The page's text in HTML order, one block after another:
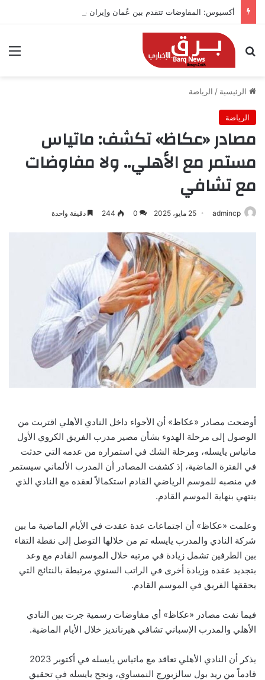
أكسيوس: المفاوضات تتقدم بين عُمان وإيران بشأن هرمز
بحث عن
الرئيسية / الرياضة
الرياضة
مصادر «عكاظ» تكشف: ماتياس
مستمر مع الأهلي.. ولا مفاوضات
مع تشافي
admincp 25 مايو، 2025 0
244 دقيقة واحدة
أوضحت مصادر «عكاظ» أن الأجواء داخل النادي الأهلي اقتربت من
الوصول إلى مرحلة الهدوء بشأن مصير مدرب الفريق الكروي الأول
ماتياس يايسله، ومرحلة الشك في استمراره من عدمه التي حدثت
في الفترة الماضية، إذ كشفت المصادر أن المدرب الألماني سيستمر
في منصبه للموسم الرياضي القادم استكمالاً لعقده مع النادي الذي
ينتهي بنهاية الموسم القادم.
وعلمت «عكاظ» أن اجتماعات عدة عقدت في الأيام الماضية ما بين
شركة النادي والمدرب يايسله تم من خلالها التوصل إلى نقطة التقاء
بين الطرفين تشمل زيادة في مرتبه خلال الموسم القادم مع وعد
بتجديد عقده وزيادة أخرى في الراتب السنوي مرتبطة بالنتائج التي
يحققها الفريق في الموسم القادم.
فيما نفت مصادر «عكاظ» أي مفاوضات رسمية جرت بين النادي
الأهلي والمدرب الإسباني تشافي هيرنانديز خلال الأيام الماضية.
يذكر أن النادي الأهلي تعاقد مع ماتياس يايسله في أكتوبر 2023
قادماً من ريد بول سالزبورج النمساوي، ونجح يايسله في تحقيق